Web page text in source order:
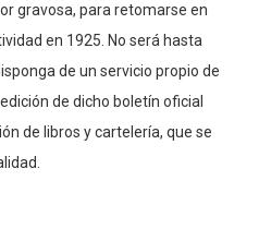
gravosa, para retomarse en
en 1925. No será hasta
de un servicio propio de
de dicho boletín oficial
de libros y cartelería, que se